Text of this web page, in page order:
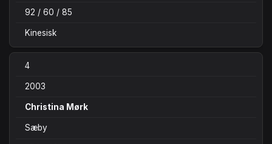
92 / 60 / 85
Kinesisk
4
2003
Christina Mørk
Sæby